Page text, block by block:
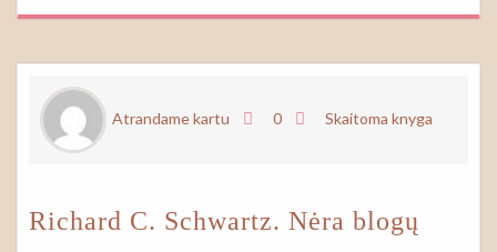
Atrandame kartu 0 Skaitoma knyga
Richard C. Schwartz. Nėra blogų